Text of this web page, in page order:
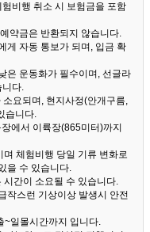
비행 취소 시 보험금을 포함
약금은 반환되지 않습니다.
게 자동 통보가 되며, 입금 확
은 운동화가 필수이며, 선글라
니다.
요되며, 현지사정(안개구름,
습니다.
에서 이륙장(865미터)까지
체험비행 당일 기류 변화로
을 수 있습니다.
간이 소요될 수 있습니다.
작스런 기상이상 발생시 안전
~일몰시간까지 입니다.